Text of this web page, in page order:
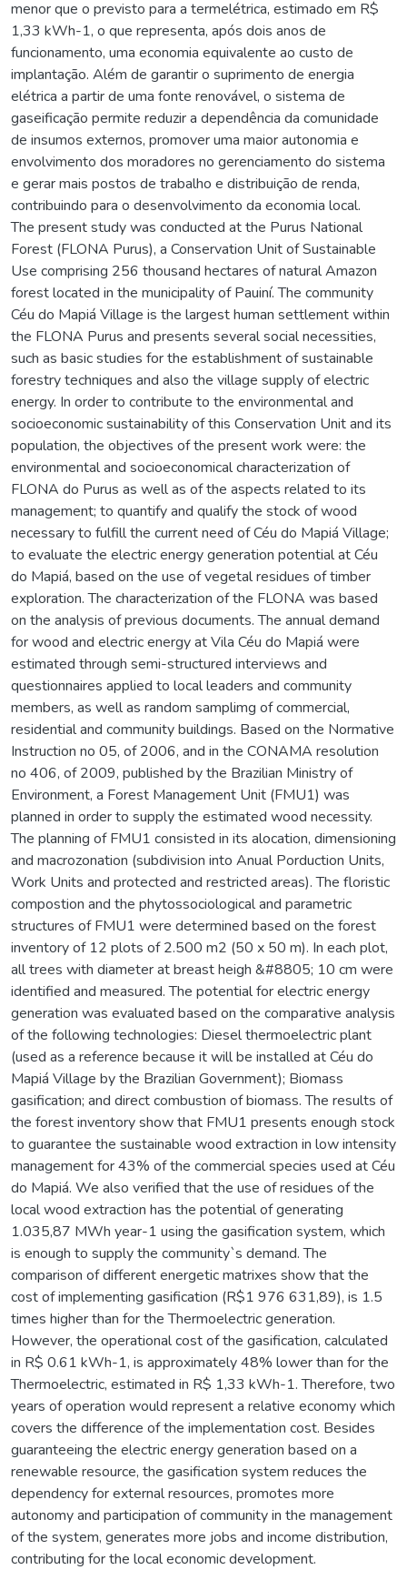
menor que o previsto para a termelétrica, estimado em R$
1,33 kWh-1, o que representa, após dois anos de
funcionamento, uma economia equivalente ao custo de
implantação. Além de garantir o suprimento de energia
elétrica a partir de uma fonte renovável, o sistema de
gaseificação permite reduzir a dependência da comunidade
de insumos externos, promover uma maior autonomia e
envolvimento dos moradores no gerenciamento do sistema
e gerar mais postos de trabalho e distribuição de renda,
contribuindo para o desenvolvimento da economia local.
The present study was conducted at the Purus National
Forest (FLONA Purus), a Conservation Unit of Sustainable
Use comprising 256 thousand hectares of natural Amazon
forest located in the municipality of Pauiní. The community
Céu do Mapiá Village is the largest human settlement within
the FLONA Purus and presents several social necessities,
such as basic studies for the establishment of sustainable
forestry techniques and also the village supply of electric
energy. In order to contribute to the environmental and
socioeconomic sustainability of this Conservation Unit and its
population, the objectives of the present work were: the
environmental and socioeconomical characterization of
FLONA do Purus as well as of the aspects related to its
management; to quantify and qualify the stock of wood
necessary to fulfill the current need of Céu do Mapiá Village;
to evaluate the electric energy generation potential at Céu
do Mapiá, based on the use of vegetal residues of timber
exploration. The characterization of the FLONA was based
on the analysis of previous documents. The annual demand
for wood and electric energy at Vila Céu do Mapiá were
estimated through semi-structured interviews and
questionnaires applied to local leaders and community
members, as well as random samplimg of commercial,
residential and community buildings. Based on the Normative
Instruction no 05, of 2006, and in the CONAMA resolution
no 406, of 2009, published by the Brazilian Ministry of
Environment, a Forest Management Unit (FMU1) was
planned in order to supply the estimated wood necessity.
The planning of FMU1 consisted in its alocation, dimensioning
and macrozonation (subdivision into Anual Porduction Units,
Work Units and protected and restricted areas). The floristic
compostion and the phytossociological and parametric
structures of FMU1 were determined based on the forest
inventory of 12 plots of 2.500 m2 (50 x 50 m). In each plot,
all trees with diameter at breast heigh &#8805; 10 cm were
identified and measured. The potential for electric energy
generation was evaluated based on the comparative analysis
of the following technologies: Diesel thermoelectric plant
(used as a reference because it will be installed at Céu do
Mapiá Village by the Brazilian Government); Biomass
gasification; and direct combustion of biomass. The results of
the forest inventory show that FMU1 presents enough stock
to guarantee the sustainable wood extraction in low intensity
management for 43% of the commercial species used at Céu
do Mapiá. We also verified that the use of residues of the
local wood extraction has the potential of generating
1.035,87 MWh year-1 using the gasification system, which
is enough to supply the community`s demand. The
comparison of different energetic matrixes show that the
cost of implementing gasification (R$1 976 631,89), is 1.5
times higher than for the Thermoelectric generation.
However, the operational cost of the gasification, calculated
in R$ 0.61 kWh-1, is approximately 48% lower than for the
Thermoelectric, estimated in R$ 1,33 kWh-1. Therefore, two
years of operation would represent a relative economy which
covers the difference of the implementation cost. Besides
guaranteeing the electric energy generation based on a
renewable resource, the gasification system reduces the
dependency for external resources, promotes more
autonomy and participation of community in the management
of the system, generates more jobs and income distribution,
contributing for the local economic development.